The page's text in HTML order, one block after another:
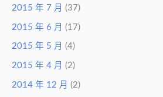
2015 年 7 月 (37)
2015 年 6 月 (17)
2015 年 5 月 (4)
2015 年 4 月 (2)
2014 年 12 月 (2)